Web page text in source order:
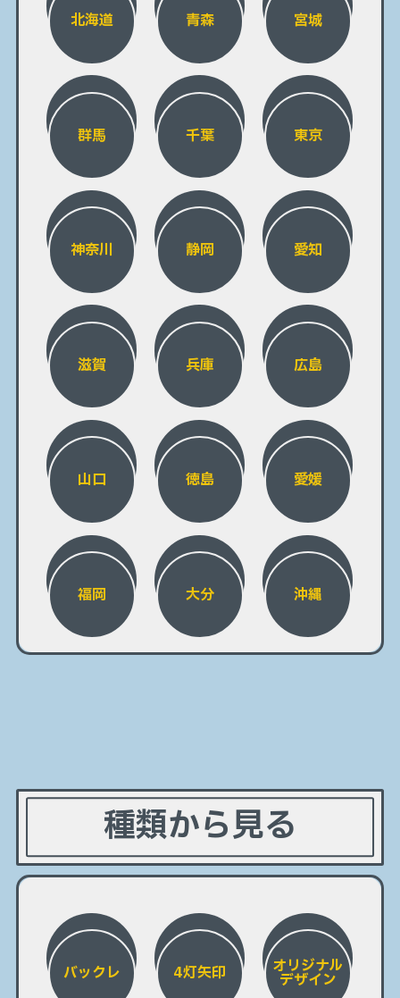
北海道 青森 宮城
群馬 千葉 東京
神奈川 静岡 愛知
滋賀 兵庫 広島
山口 徳島 愛媛
福岡 大分 沖縄
種類から見る
バックレ 4灯矢印 オリジナル
デザイン